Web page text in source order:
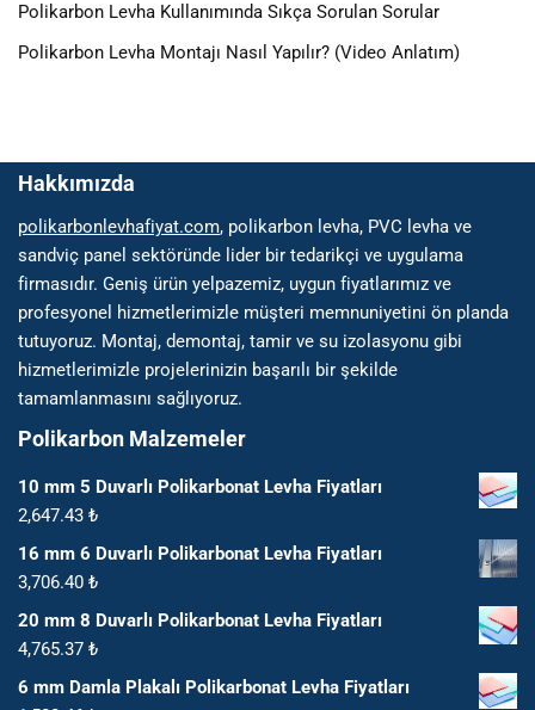
Polikarbon Levha Kullanımında Sıkça Sorulan Sorular
Polikarbon Levha Montajı Nasıl Yapılır? (Video Anlatım)
Hakkımızda
polikarbonlevhafiyat.com, polikarbon levha, PVC levha ve
sandviç panel sektöründe lider bir tedarikçi ve uygulama
firmasıdır. Geniş ürün yelpazemiz, uygun fiyatlarımız ve
profesyonel hizmetlerimizle müşteri memnuniyetini ön planda
tutuyoruz. Montaj, demontaj, tamir ve su izolasyonu gibi
hizmetlerimizle projelerinizin başarılı bir şekilde
tamamlanmasını sağlıyoruz.
Polikarbon Malzemeler
10 mm 5 Duvarlı Polikarbonat Levha Fiyatları
2,647.43 ₺
16 mm 6 Duvarlı Polikarbonat Levha Fiyatları
3,706.40 ₺
20 mm 8 Duvarlı Polikarbonat Levha Fiyatları
4,765.37 ₺
6 mm Damla Plakalı Polikarbonat Levha Fiyatları